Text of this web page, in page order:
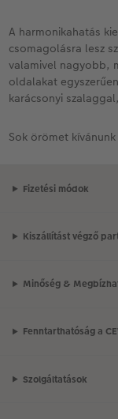
A harmonikahatás
csomagolásra lesz
valamivel nagyobb,
oldalakat
karácsonyi
Sok örömet
Fizetési módok
Kiszállítást végző
Minőség &
Fenntarthatóság a
Szolgáltatások